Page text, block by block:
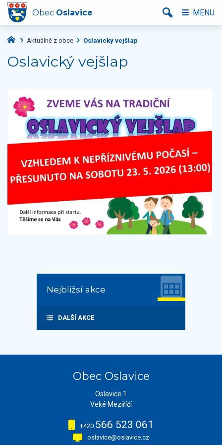
Aktuálně z obce Oslavický vejšlap
Oslavický vejšlap
Nejbližsí akce
DALŠÍ AKCE
Obec Oslavice
Oslavice 1
Veké Meziříčí
+420 566 523 061
oslavice@oslavice.cz
Obec Oslavice MENU